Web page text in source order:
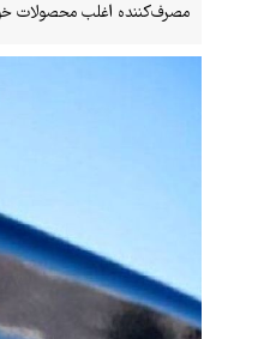
مصرف‌کننده اغلب محصولات